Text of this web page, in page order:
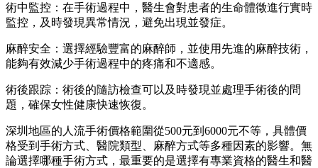
術中監控：在手術過程中，醫生會對患者的生命體徵進行實時
監控，及時發現異常情況，避免出現並發症。
麻醉安全：選擇經驗豐富的麻醉師，並使用先進的麻醉技術，
能夠有效減少手術過程中的疼痛和不適感。
術後跟踪：術後的隨訪檢查可以及時發現並處理手術後的問
題，確保女性健康快速恢復。
深圳地區的人流手術價格範圍從500元到6000元不等，具體價
格受到手術方式、醫院類型、麻醉方式等多種因素的影響。無
論選擇哪種手術方式，最重要的是選擇有專業資格的醫生和醫